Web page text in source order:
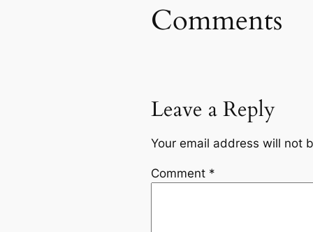
Comments
Leave a Reply
Your email address will not
Comment *